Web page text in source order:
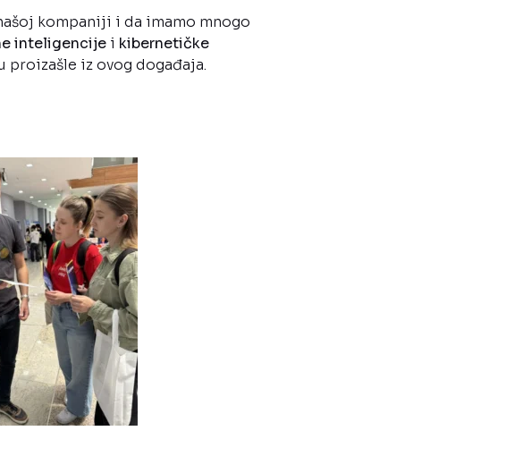
kompaniji i da imamo mnogo
inteligencije i kibernetičke
proizašle iz ovog događaja.